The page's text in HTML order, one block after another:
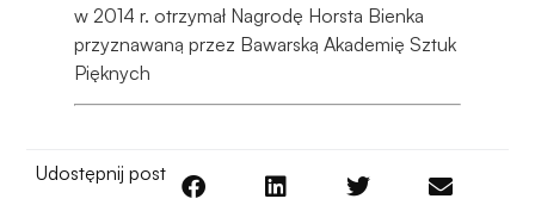
w 2014 r. otrzymał Nagrodę Horsta Bienka
przyznawaną przez Bawarską Akademię Sztuk
Pięknych
Udostępnij post